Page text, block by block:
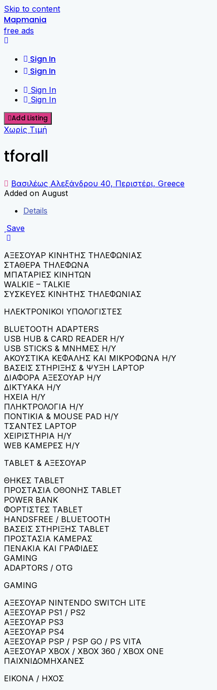
Skip to content
Mapmania
free ads
Sign In
Sign In
Sign In
Sign In
Add Listing
Χωρίς Τιμή
tforall
Βασιλέως Αλεξάνδρου 40, Περιστέρι, Greece
Added on August
Details
Save
ΑΞΕΣΟΥΑΡ ΚΙΝΗΤΗΣ ΤΗΛΕΦΩΝΙΑΣ
ΣΤΑΘΕΡΑ ΤΗΛΕΦΩΝΑ
ΜΠΑΤΑΡΙΕΣ ΚΙΝΗΤΩΝ
WALKIE – TALKIE
ΣΥΣΚΕΥΕΣ ΚΙΝΗΤΗΣ ΤΗΛΕΦΩΝΙΑΣ
ΗΛΕΚΤΡΟΝΙΚΟΙ ΥΠΟΛΟΓΙΣΤΕΣ
BLUETOOTH ADAPTERS
USB HUB & CARD READER H/Y
USB STICKS & ΜΝΗΜΕΣ H/Y
ΑΚΟΥΣΤΙΚΑ ΚΕΦΑΛΗΣ ΚΑΙ ΜΙΚΡΟΦΩΝΑ H/Y
ΒΑΣΕΙΣ ΣΤΗΡΙΞΗΣ & ΨΥΞΗ LAPTOP
ΔΙΑΦΟΡΑ ΑΞΕΣΟΥΑΡ H/Y
ΔΙΚΤΥΑΚΑ H/Y
ΗΧΕΙΑ H/Y
ΠΛΗΚΤΡΟΛΟΓΙΑ H/Y
ΠΟΝΤΙΚΙΑ & MOUSE PAD H/Y
ΤΣΑΝΤΕΣ LAPTOP
ΧΕΙΡΙΣΤΗΡΙΑ H/Y
WEB ΚΑΜΕΡΕΣ H/Y
TABLET & ΑΞΕΣΟΥΑΡ
ΘΗΚΕΣ TABLET
ΠΡΟΣΤΑΣΙΑ ΟΘΟΝΗΣ TABLET
POWER BANK
ΦΟΡΤΙΣΤΕΣ TABLET
HANDSFREE / BLUETOOTH
ΒΑΣΕΙΣ ΣΤΗΡΙΞΗΣ TABLET
ΠΡΟΣΤΑΣΙΑ ΚΑΜΕΡΑΣ
ΠΕΝΑΚΙΑ ΚΑΙ ΓΡΑΦΙΔΕΣ
GAMING
ADAPTORS / OTG
GAMING
ΑΞΕΣΟΥΑΡ NINTENDO SWITCH LITE
ΑΞΕΣΟΥΑΡ PS1 / PS2
ΑΞΕΣΟΥΑΡ PS3
ΑΞΕΣΟΥΑΡ PS4
ΑΞΕΣΟΥΑΡ PSP / PSP GO / PS VITA
ΑΞΕΣΟΥΑΡ XBOX / XBOX 360 / XBOX ONE
ΠΑΙΧΝΙΔΟΜΗΧΑΝΕΣ
ΕΙΚΟΝΑ / ΗΧΟΣ